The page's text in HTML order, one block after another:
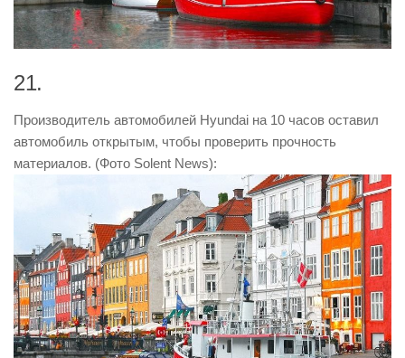
21.
Производитель автомобилей Hyundai на 10 часов оставил
автомобиль открытым, чтобы проверить прочность
материалов. (Фото Solent News):